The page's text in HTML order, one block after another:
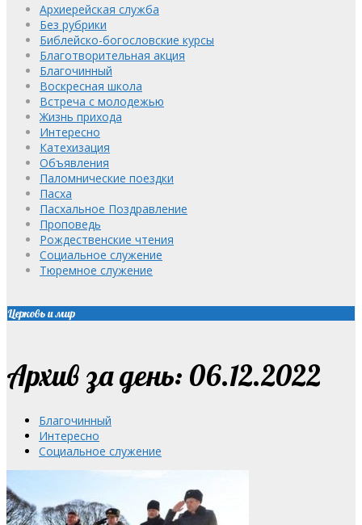
Архиерейская служба
Без рубрики
Библейско-богословские курсы
Благотворительная акция
Благочинный
Воскресная школа
Встреча с молодежью
Жизнь прихода
Интересно
Катехизация
Объявления
Паломнические поездки
Пасха
Пасхальное Поздравление
Проповедь
Рождественские чтения
Социальное служение
Тюремное служение
Церковь и мир
Архив за день: 06.12.2022
Благочинный
Интересно
Социальное служение